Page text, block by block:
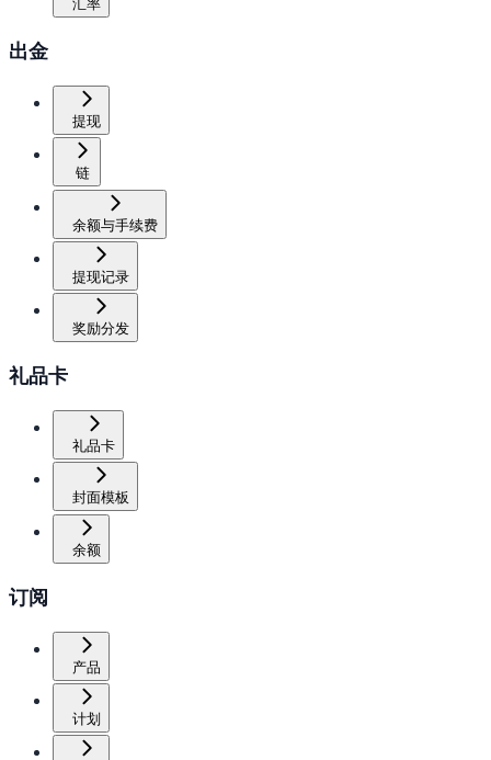
汇率
出金
提现
链
余额与手续费
提现记录
奖励分发
礼品卡
礼品卡
封面模板
余额
订阅
产品
计划